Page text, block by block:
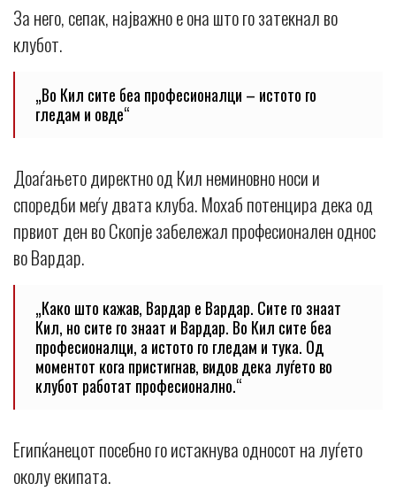
За него, сепак, најважно е она што го затекнал во
клубот.
„Во Кил сите беа професионалци – истото го
гледам и овде“
Доаѓањето директно од Кил неминовно носи и
споредби меѓу двата клуба. Мохаб потенцира дека од
првиот ден во Скопје забележал професионален однос
во Вардар.
„Како што кажав, Вардар е Вардар. Сите го знаат
Кил, но сите го знаат и Вардар. Во Кил сите беа
професионалци, а истото го гледам и тука. Од
моментот кога пристигнав, видов дека луѓето во
клубот работат професионално.“
Египќанецот посебно го истакнува односот на луѓето
околу екипата.